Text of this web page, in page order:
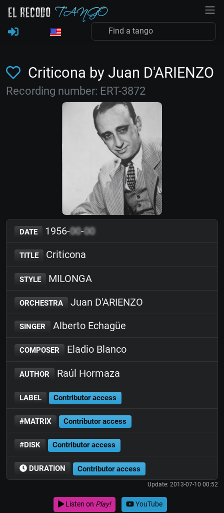
Criticona by Juan D'ARIENZO
Recording number: ERT-3872
DATE 1956-00-00
TITLE Criticona
STYLE MILONGA
ORCHESTRA Juan D'ARIENZO
SINGER Alberto Echagüe
COMPOSER Eladio Blanco
AUTHOR Raúl Hormaza
LABEL Contributor access
#MATRIX Contributor access
#DISK Contributor access
DURATION Contributor access
Update: 2013-07-10 00:52
Listen on Play! YouTube